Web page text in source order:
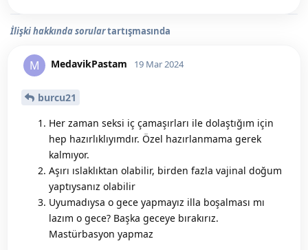
İlişki hakkında sorulartartışmasında
M MedavikPastam 19 Mar 2024
burcu21
Her zaman seksi iç çamaşırları ile dolaştığım için
hep hazırlıklıyımdır. Özel hazırlanmama gerek
kalmıyor.
Aşırı ıslaklıktan olabilir, birden fazla vajinal doğum
yaptıysanız olabilir
Uyumadıysa o gece yapmayız illa boşalması mı
lazım o gece? Başka geceye bırakırız.
Mastürbasyon yapmaz